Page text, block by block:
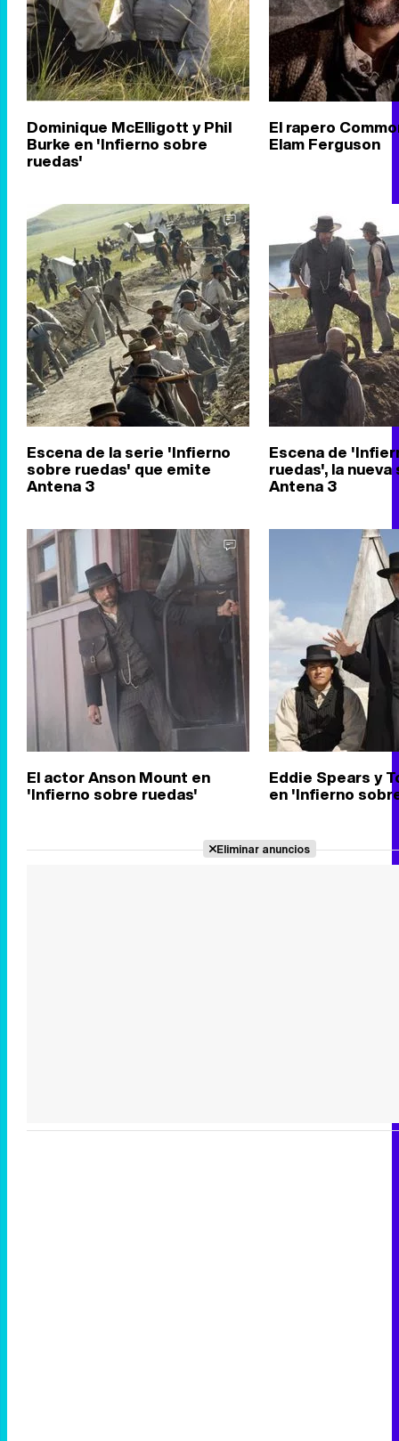
Dominique McElligott y Phil
Burke en 'Infierno sobre
ruedas'
El rapero
Elam Ferguson
Escena de la serie 'Infierno
sobre ruedas' que emite
Antena 3
Escena de
ruedas', la
Antena 3
El actor Anson Mount en
'Infierno sobre ruedas'
Eddie Spears y
en 'Infierno
Eliminar anuncios